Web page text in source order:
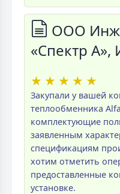
ООО
«Спектр
★ ★ ★ ★ ★
Закупали у вашей
теплообменника
комплектующие
заявленным
спецификациям
хотим отметить
предоставленные
установке.